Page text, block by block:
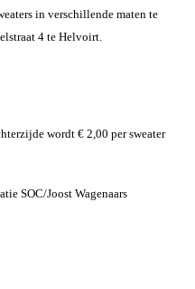
in verschillende maten te
4 te Helvoirt.
wordt € 2,00 per sweater
SOC/Joost Wagenaars